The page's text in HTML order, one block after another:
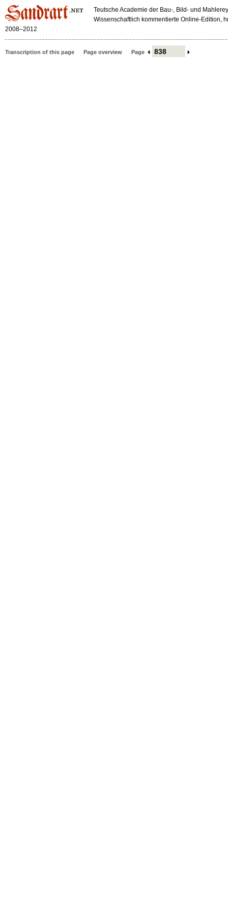
Teutsche Academie der Bau-, Bild- und
Wissenschaftlich kommentierte Online-Edition,
2008–2012
Transcription of this page Page overview Page